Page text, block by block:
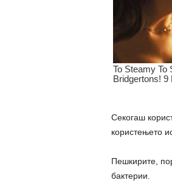
Секогаш
користењето
Пешкирите,
бактерии.